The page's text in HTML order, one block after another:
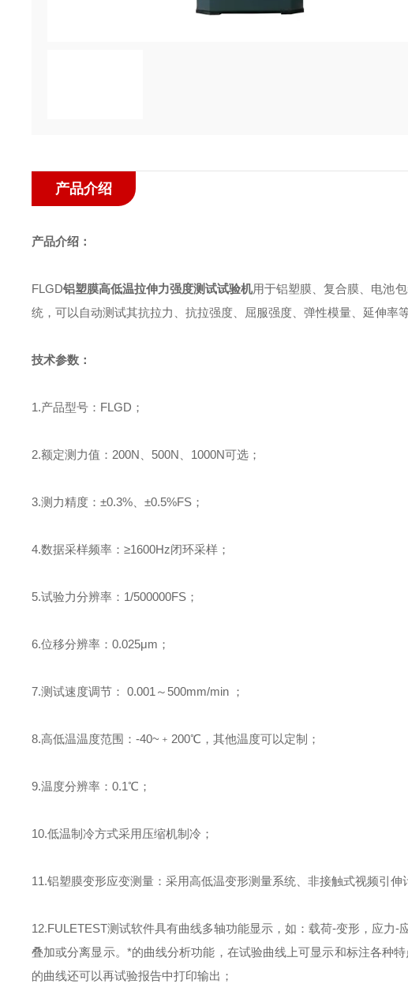
产品介绍
产品介绍：
FLGD铝塑膜高低温拉伸力强度测试试验机用于铝塑膜、复合膜、电池
统，可以自动测试其抗拉力、抗拉强度、屈服强度、弹性模量、延伸率
技术参数：
1.产品型号： FLGD ；
2.额定测力值： 200N 500N 1000N可选；
3.测力精度：±0.3% 、±0.5%FS ；
4.数据采样频率：≥1600Hz闭环采样；
5.试验力分辨率： 1/500000FS ；
6.位移分辨率： 0.025μm ；
7.测试速度调节： 0.001 ～ 500mm/min ；
8.高低温温度范围： -40~ ﹢ 200℃，其他温度可以定制；
9.温度分辨率： 0.1℃；
10.低温制冷方式采用压缩机制冷；
11.铝塑膜变形应变测量：采用高低温变形测量系统、非接触式视频引伸
12.FULETEST测试软件具有曲线多轴功能显示，如：载荷-变形，应力-
叠加或分离显示。*的曲线分析功能，在试验曲线上可显示和标注各种
的曲线还可以再试验报告中打印输出；